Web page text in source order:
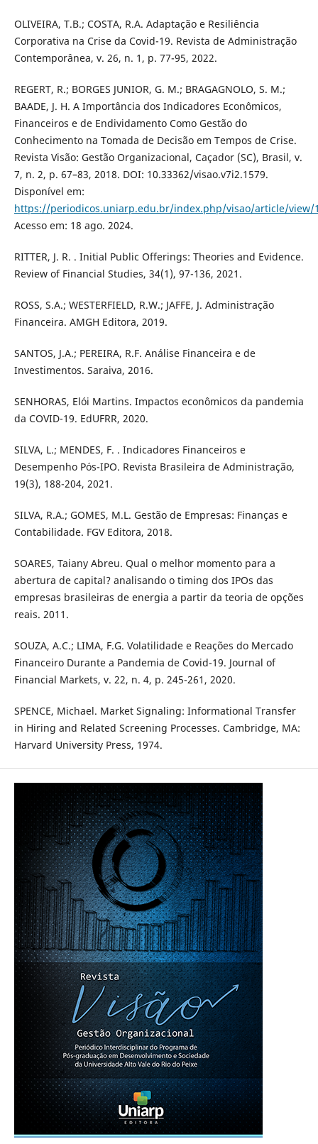
OLIVEIRA, T.B.; COSTA, R.A. Adaptação e Resiliência
Corporativa na Crise da Covid-19. Revista de Administração
Contemporânea, v. 26, n. 1, p. 77-95, 2022.
REGERT, R.; BORGES JUNIOR, G. M.; BRAGAGNOLO, S. M.;
BAADE, J. H. A Importância dos Indicadores Econômicos,
Financeiros e de Endividamento Como Gestão do
Conhecimento na Tomada de Decisão em Tempos de Crise.
Revista Visão: Gestão Organizacional, Caçador (SC), Brasil, v.
7, n. 2, p. 67–83, 2018. DOI: 10.33362/visao.v7i2.1579.
Disponível em:
https://periodicos.uniarp.edu.br/index.php/visao/article/view/
Acesso em: 18 ago. 2024.
RITTER, J. R. . Initial Public Offerings: Theories and Evidence.
Review of Financial Studies, 34(1), 97-136, 2021.
ROSS, S.A.; WESTERFIELD, R.W.; JAFFE, J. Administração
Financeira. AMGH Editora, 2019.
SANTOS, J.A.; PEREIRA, R.F. Análise Financeira e de
Investimentos. Saraiva, 2016.
SENHORAS, Elói Martins. Impactos econômicos da pandemia
da COVID-19. EdUFRR, 2020.
SILVA, L.; MENDES, F. . Indicadores Financeiros e
Desempenho Pós-IPO. Revista Brasileira de Administração,
19(3), 188-204, 2021.
SILVA, R.A.; GOMES, M.L. Gestão de Empresas: Finanças e
Contabilidade. FGV Editora, 2018.
SOARES, Taiany Abreu. Qual o melhor momento para a
abertura de capital? analisando o timing dos IPOs das
empresas brasileiras de energia a partir da teoria de opções
reais. 2011.
SOUZA, A.C.; LIMA, F.G. Volatilidade e Reações do Mercado
Financeiro Durante a Pandemia de Covid-19. Journal of
Financial Markets, v. 22, n. 4, p. 245-261, 2020.
SPENCE, Michael. Market Signaling: Informational Transfer
in Hiring and Related Screening Processes. Cambridge, MA:
Harvard University Press, 1974.